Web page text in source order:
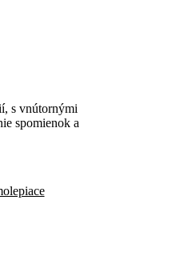
s vnútornými
spomienok a